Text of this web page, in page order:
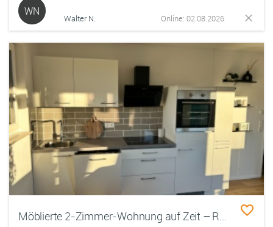
WN
Walter N. Online: 02.08.2026
Möblierte 2-Zimmer-Wohnung auf Zeit – Ruhige Lage nahe Friedrichshafen